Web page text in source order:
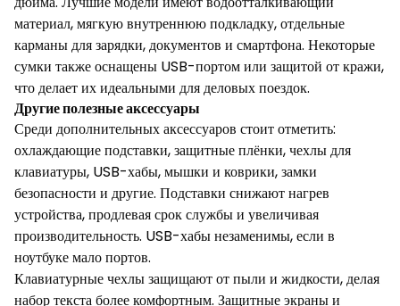
материал, мягкую внутреннюю подкладку, отдельные
карманы для зарядки, документов и смартфона. Некоторые
сумки также оснащены USB-портом или защитой от кражи,
что делает их идеальными для деловых поездок.
Другие полезные аксессуары
Среди дополнительных аксессуаров стоит отметить:
охлаждающие подставки, защитные плёнки, чехлы для
клавиатуры, USB-хабы, мышки и коврики, замки
безопасности и другие. Подставки снижают нагрев
устройства, продлевая срок службы и увеличивая
производительность. USB-хабы незаменимы, если в
ноутбуке мало портов.
Клавиатурные чехлы защищают от пыли и жидкости, делая
набор текста более комфортным. Защитные экраны и